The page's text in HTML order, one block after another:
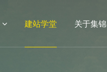
建站学堂 关于集锦